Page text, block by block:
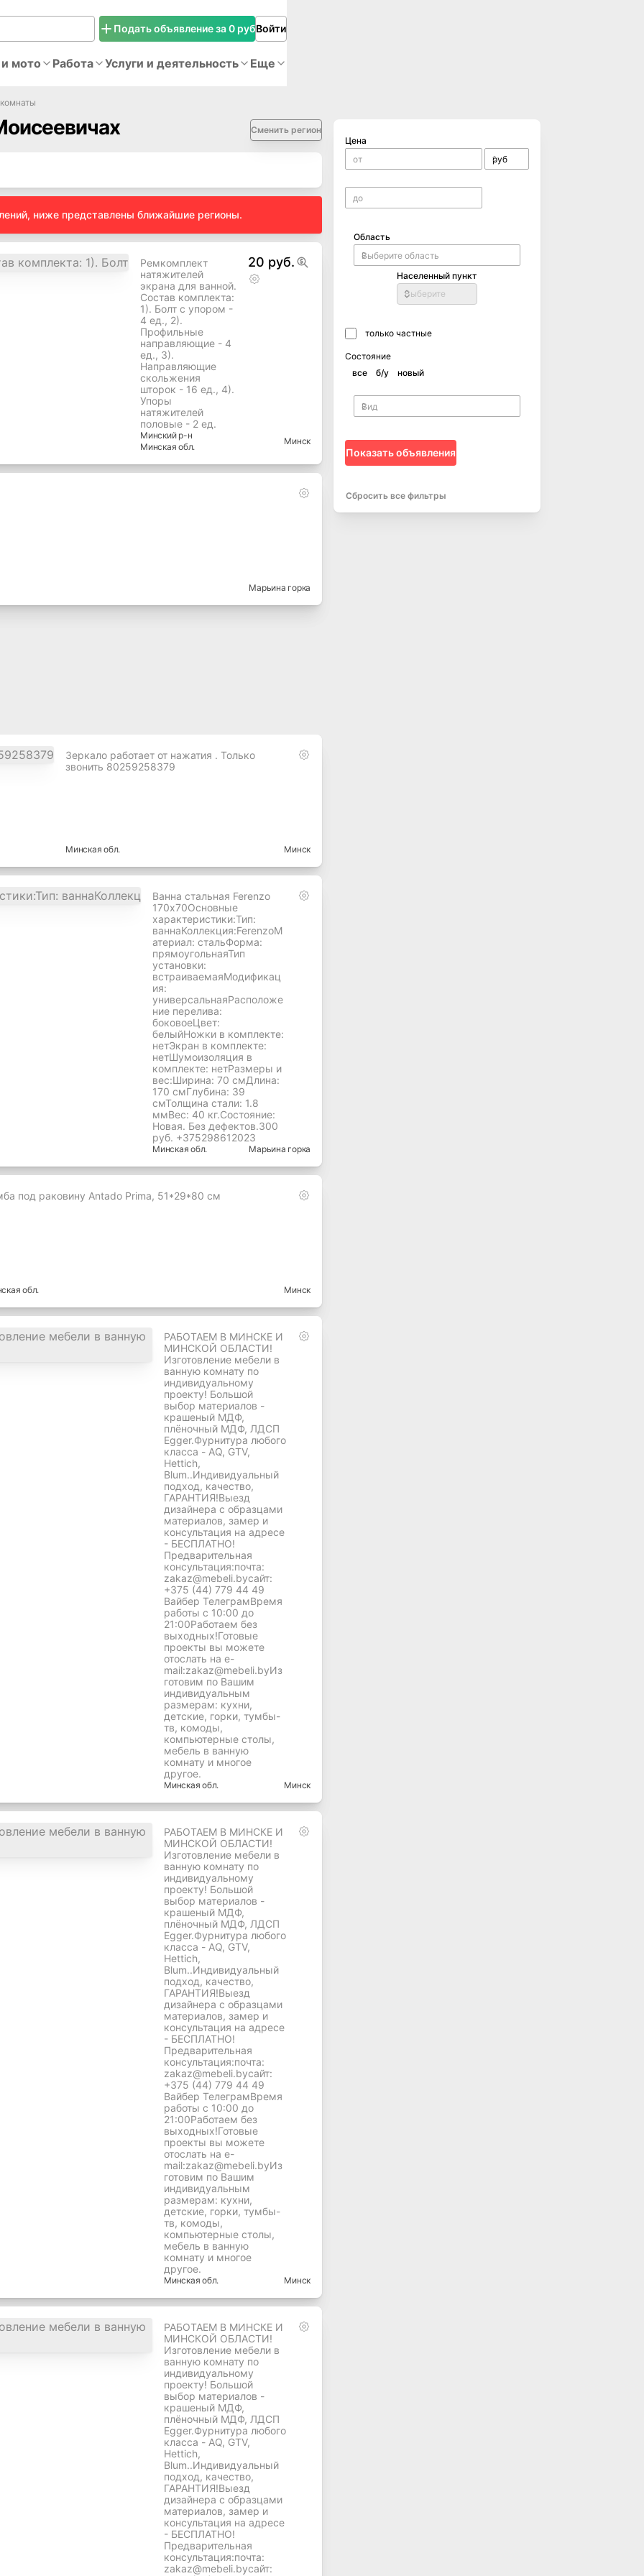
Подать объявление за 0 рубВойти
мото Работа Услуги и деятельность Еще
Сменить регион
ниже представлены ближайшие регионы.
Ремкомплект
натяжителей
экрана для ванной.
Состав комплекта:
1). Болт с упором -
4 ед., 2).
Профильные
направляющие - 4
ед., 3).
Направляющие
скольжения
шторок - 16 ед., 4).
Упоры
натяжителей
половые - 2 ед.
20 руб.
Минскийр-н
Минская обл.
Минск
Марьина горка
Зеркало работает от нажатия . Только
звонить 80259258379
Минская обл. Минск
Ванна стальная Ferenzo
170х70Основные
характеристики:Тип:
ваннаКоллекция:FerenzoМ
атериал: стальФорма:
прямоугольнаяТип
установки:
встраиваемаяМодификац
ия:
универсальнаяРасположе
ние перелива:
боковоеЦвет:
белыйНожки в комплекте:
нетЭкран в комплекте:
нетШумоизоляция в
комплекте: нетРазмеры и
вес:Ширина: 70 смДлина:
170 смГлубина: 39
смТолщина стали: 1.8
ммВес: 40 кг.Состояние:
Новая. Без дефектов.300
руб. +375298612023
Минская обл. Марьина горка
под раковину Antado Prima, 51*29*80 см
обл. Минск
РАБОТАЕМ В МИНСКЕ И
МИНСКОЙ ОБЛАСТИ!
Изготовление мебели в
ванную комнату по
индивидуальному
проекту! Большой
выбор материалов -
крашеный МДФ,
плёночный МДФ, ЛДСП
Egger.Фурнитура любого
класса - AQ, GTV,
Hettich,
Blum..Индивидуальный
подход, качество,
ГАРАНТИЯ!Выезд
дизайнера с образцами
материалов, замер и
консультация на адресе
- БЕСПЛАТНО!
Предварительная
консультация:почта:
zakaz@mebeli.byсайт:
+375 (44) 779 44 49
Вайбер ТелеграмВремя
работы с 10:00 до
21:00Работаем без
выходных!Готовые
проекты вы можете
отослать на e-
mail:zakaz@mebeli.byИз
готовим по Вашим
индивидуальным
размерам: кухни,
детские, горки, тумбы-
тв, комоды,
компьютерные столы,
мебель в ванную
комнату и многое
другое.
Минская обл. Минск
РАБОТАЕМ В МИНСКЕ И
МИНСКОЙ ОБЛАСТИ!
Изготовление мебели в
ванную комнату по
индивидуальному
проекту! Большой
выбор материалов -
крашеный МДФ,
плёночный МДФ, ЛДСП
Egger.Фурнитура любого
класса - AQ, GTV,
Hettich,
Blum..Индивидуальный
подход, качество,
ГАРАНТИЯ!Выезд
дизайнера с образцами
материалов, замер и
консультация на адресе
- БЕСПЛАТНО!
Предварительная
консультация:почта:
zakaz@mebeli.byсайт:
+375 (44) 779 44 49
Вайбер ТелеграмВремя
работы с 10:00 до
21:00Работаем без
выходных!Готовые
проекты вы можете
отослать на e-
mail:zakaz@mebeli.byИз
готовим по Вашим
индивидуальным
размерам: кухни,
детские, горки, тумбы-
тв, комоды,
компьютерные столы,
мебель в ванную
комнату и многое
другое.
Минская обл. Минск
РАБОТАЕМ В МИНСКЕ И
МИНСКОЙ ОБЛАСТИ!
Изготовление мебели в
ванную комнату по
индивидуальному
проекту! Большой
выбор материалов -
крашеный МДФ,
плёночный МДФ, ЛДСП
Egger.Фурнитура любого
класса - AQ, GTV,
Hettich,
Blum..Индивидуальный
подход, качество,
ГАРАНТИЯ!Выезд
дизайнера с образцами
материалов, замер и
консультация на адресе
- БЕСПЛАТНО!
Предварительная
консультация:почта:
zakaz@mebeli.byсайт:
Цена
Область
Населенный пункт
Выберите
только частные
Состояние
все
б/у новый
Показать объявления
Сбросить все фильтры